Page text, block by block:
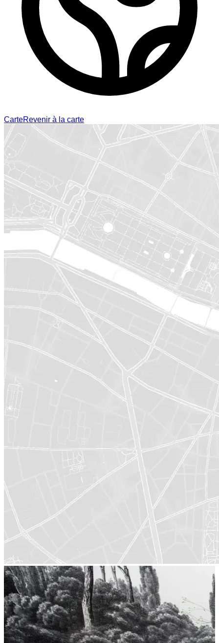
CarteRevenir à la carte